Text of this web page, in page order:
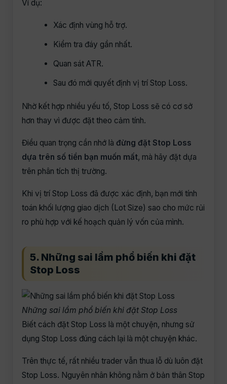
Ví dụ:
Xác định vùng hỗ trợ.
Kiểm tra đáy gần nhất.
Quan sát ATR.
Sau đó mới quyết định vị trí Stop Loss.
Nhờ kết hợp nhiều yếu tố, Stop Loss sẽ có cơ sở
hơn thay vì được đặt theo cảm tính.
Điều quan trọng cần nhớ là đừng đặt Stop Loss
dựa trên số tiền bạn muốn mất, mà hãy đặt dựa
trên phân tích thị trường.
Khi vị trí Stop Loss đã được xác định, bạn mới tính
toán khối lượng giao dịch (Lot Size) sao cho mức rủi
ro phù hợp với kế hoạch quản lý vốn của mình.
5. Những sai lầm phổ biến khi đặt
Stop Loss
Những sai lầm phổ biến khi đặt Stop Loss
Biết cách đặt Stop Loss là một chuyện, nhưng sử
dụng Stop Loss đúng cách lại là một chuyện khác.
Trên thực tế, rất nhiều trader vẫn thua lỗ dù luôn đặt
Stop Loss. Nguyên nhân không nằm ở bản thân Stop